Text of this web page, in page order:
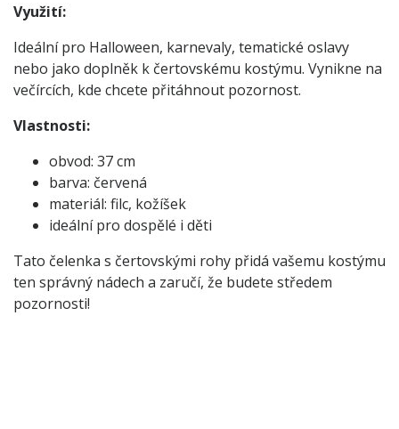
Využití:
Ideální pro Halloween, karnevaly, tematické oslavy
nebo jako doplněk k čertovskému kostýmu. Vynikne na
večírcích, kde chcete přitáhnout pozornost.
Vlastnosti:
obvod: 37 cm
barva: červená
materiál: filc, kožíšek
ideální pro dospělé i děti
Tato čelenka s čertovskými rohy přidá vašemu kostýmu
ten správný nádech a zaručí, že budete středem
pozornosti!